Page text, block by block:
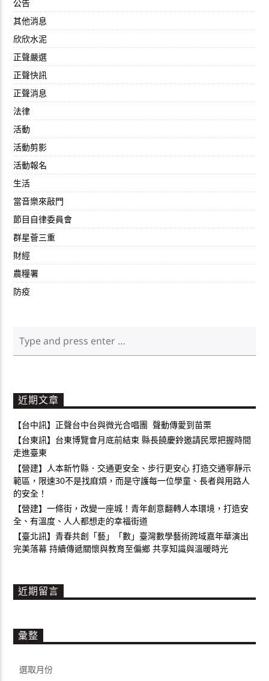
公告
其他消息
欣欣水泥
正聲嚴選
正聲快訊
正聲消息
法律
活動
活動剪影
活動報名
生活
當音樂來敲門
節目自律委員會
群星薈三重
財經
農糧署
防疫
近期文章
【台中訊】正聲台中台與微光合唱團 聲動傳愛到苗栗
【台東訊】台東博覽會月底前結束 縣長饒慶鈴邀請民眾把握時間
走進臺東
【營建】人本新竹縣．交通更安全、步行更安心 打造交通寧靜示
範區，限速30不是找麻煩，而是守護每一位學童、長者與用路人
的安全！
【營建】一條街，改變一座城！青年創意翻轉人本環境，打造安
全、有溫度、人人都想走的幸福街道
【臺北訊】青春共創「藝」「數」臺灣數學藝術跨域嘉年華演出
完美落幕 持續傳遞關懷與教育至偏鄉 共享知識與溫暖時光
近期留言
彙整
整